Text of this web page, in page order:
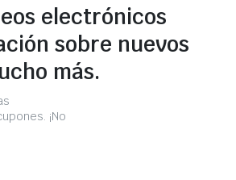
electrónicos
sobre nuevos
más.
¡No